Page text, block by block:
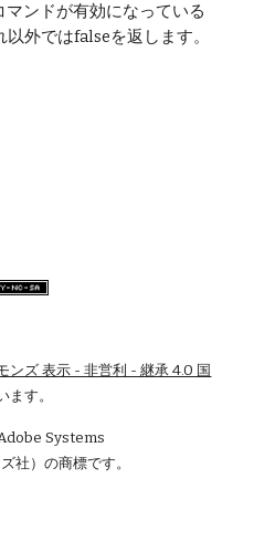
ンドが有効になっている
外ではfalseを返します。
ンズ 表示 - 非営利 - 継承 4.0 国
ます。
Systems
）の商標です。